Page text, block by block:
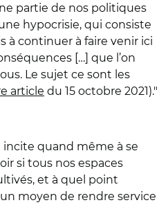
partie de nos politiques
hypocrisie, qui consiste
à continuer à faire venir ici
[…] que l’on
Le sujet ce sont les
article du 15 octobre 2021)."
incite quand même à se
si tous nos espaces
et à quel point
un moyen de rendre service